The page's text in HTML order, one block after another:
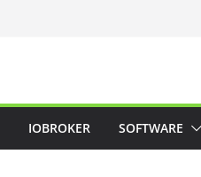
IOBROKER SOFTWARE